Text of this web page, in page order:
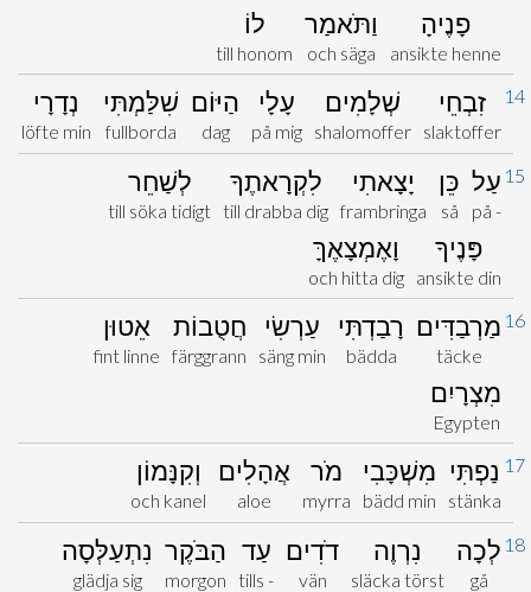
פָנֶיהָ
ansikte henne
וַתֹּאמַר
och säga
לוֹ
till honom
14
זִבְחֵי
slaktoffer
שְׁלָמִים
shalomoffer
עָלָי
på mig
הַיּוֹם
dag
שִׁלַּמְתִּי
fullborda
נְדָרָי
löfte min
15 עַל
på -
כֵּן
så
יָצָאתִי
frambringa
לִקְרָאתֶךָ
till drabba dig
לְשַׁחֵר
till söka tidigt
פָּנֶיךָ
ansikte din
וָאֶמְצָאֶךָּ
och hitta dig
16 מַרְבַדִּים
täcke
רָבַדְתִּי
bädda
עַרְשִׂי
säng min
חֲטֻבוֹת
färggrann
אֵטוּן
fint linne
מִצְרָיִם
Egypten
17 נַפְתִּי
stänka
מִשְׁכָּבִי
bädd min
מֹר
myrra
אֲהָלִים
aloe
וְקִנָּמוֹן
och kanel
18 לְכָה
gå
נִרְוֶה
släcka törst
דֹדִים
vän
עַד
tills -
הַבֹּקֶר
morgon
נִתְעַלְּסָה
glädja sig